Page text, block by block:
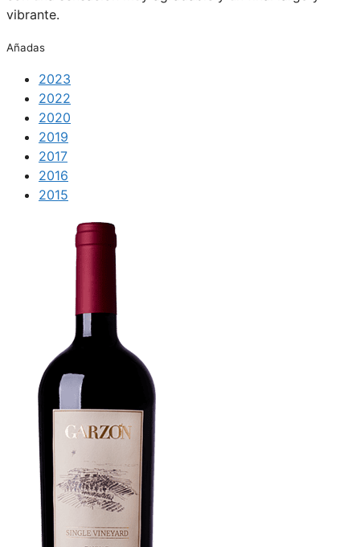
vibrante.
Añadas
2023
2022
2020
2019
2017
2016
2015